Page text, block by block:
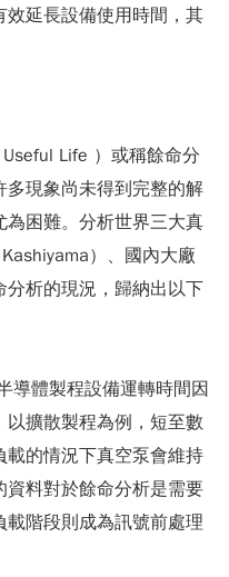
延長設備使用時間，其
Life ）或稱餘命分
現象尚未得到完整的解
困難。分析世界三大真
）、國內大廠
分析的現況，歸納出以下
導體製程設備運轉時間因
擴散製程為例，短至數
的情況下真空泵會維持
料對於餘命分析是需要
階段則成為訊號前處理